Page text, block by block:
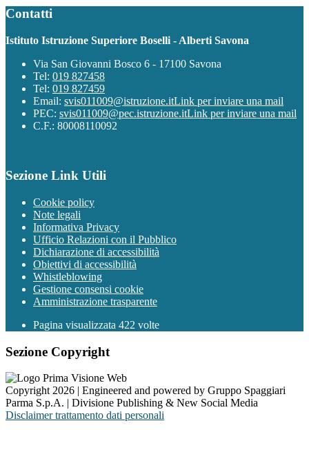
Contatti
Istituto Istruzione Superiore Boselli - Alberti Savona
Via San Giovanni Bosco 6 - 17100 Savona
Tel: 019 827458
Tel: 019 827459
Email: svis011009@istruzione.itLink per inviare una mail
PEC: svis011009@pec.istruzione.itLink per inviare una mail
C.F.: 80008110092
Sezione Link Utili
Cookie policy
Note legali
Informativa Privacy
Ufficio Relazioni con il Pubblico
Dichiarazione di accessibilità
Obiettivi di accessibilità
Whistleblowing
Gestione consensi cookie
Amministrazione trasparente
Pagina visualizzata 422 volte
Sezione Copyright
Copyright 2026 | Engineered and powered by Gruppo Spaggiari
Parma S.p.A. | Divisione Publishing & New Social Media
Disclaimer trattamento dati personali